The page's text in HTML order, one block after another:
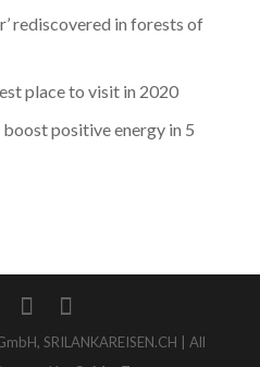
rediscovered in forests of
place to visit in 2020
positive energy in 5
SRILANKAREISEN.CH | All